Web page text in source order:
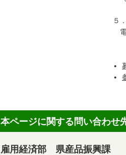
５
本ページに関する問い合わせ
雇用経済部 県産品振興課